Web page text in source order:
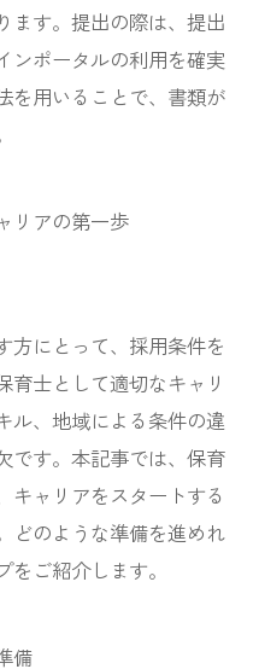
ます。提出の際は、提出
ンポータルの利用を確実
を用いることで、書類が
リアの第一歩
方にとって、採用条件を
育士として適切なキャリ
ル、地域による条件の違
です。本記事では、保育
キャリアをスタートする
どのような準備を進めれ
ご紹介します。
備